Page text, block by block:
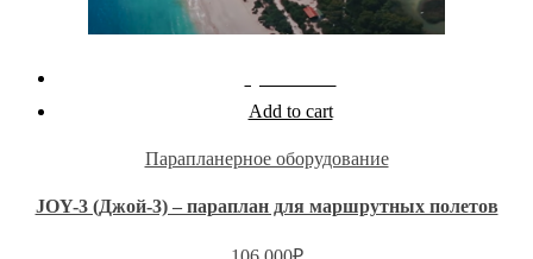
Add to cart
Парапланерное оборудование
JOY-3 (Джой-3) – параплан для маршрутных полетов